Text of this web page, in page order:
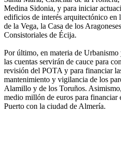
Medina Sidonia, y para iniciar
edificios de interés arquitectónico en
de la Vega, la Casa de los
Consistoriales de Écija.
Por último, en materia de
las cuentas servirán de cauce para
revisión del POTA y para financiar
mantenimiento y vigilancia de los
Alamillo y de los Toruños.
medio millón de euros para financiar
Puerto con la ciudad de Almería.